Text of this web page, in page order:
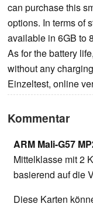
can purchase this
options. In terms of
available in 6GB to
As for the battery
without any
Einzeltest, online
Kommentar
ARM Mali-G57
Mittelklasse mit 2
basierend auf die
Diese Karten